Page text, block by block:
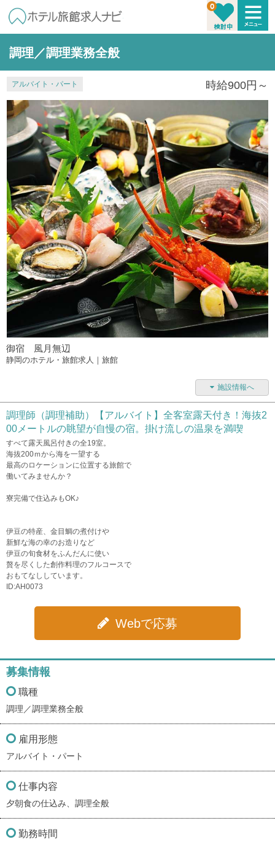
調理／調理業務全般
アルバイト・パート 時給900円～
御宿 風月無辺
静岡のホテル・旅館求人｜旅館
施設情報へ
調理師（調理補助）【アルバイト】全客室露天付き！海抜2
00メートルの眺望が自慢の宿。掛け流しの温泉を満喫
すべて露天風呂付きの全19室。
海抜200ｍから海を一望する
最高のロケーションに位置する旅館で
働いてみませんか？
寮完備で住込みもOK♪
伊豆の特産、金目鯛の煮付けや
​新鮮な海の幸のお造りなど
伊豆の旬食材をふんだんに使い
贅を尽くした創作料理のフルコースで
おもてなししています。
ID:AH0073
Webで応募
募集情報
職種
調理／調理業務全般
雇用形態
アルバイト・パート
仕事内容
夕朝食の仕込み、調理全般
勤務時間